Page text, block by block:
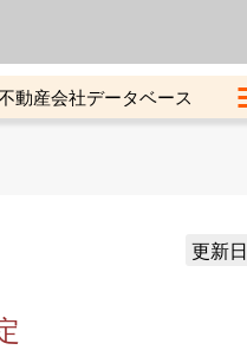
動産会社データベース
更新日